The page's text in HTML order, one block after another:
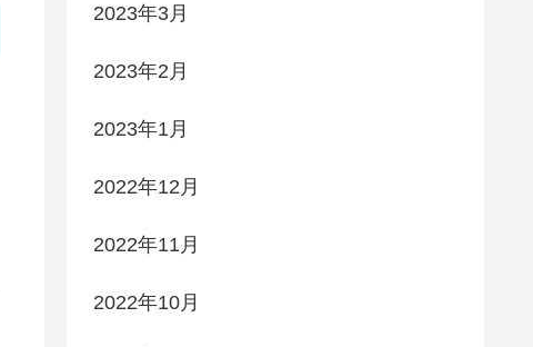
2023年3月
2023年2月
2023年1月
2022年12月
2022年11月
2022年10月